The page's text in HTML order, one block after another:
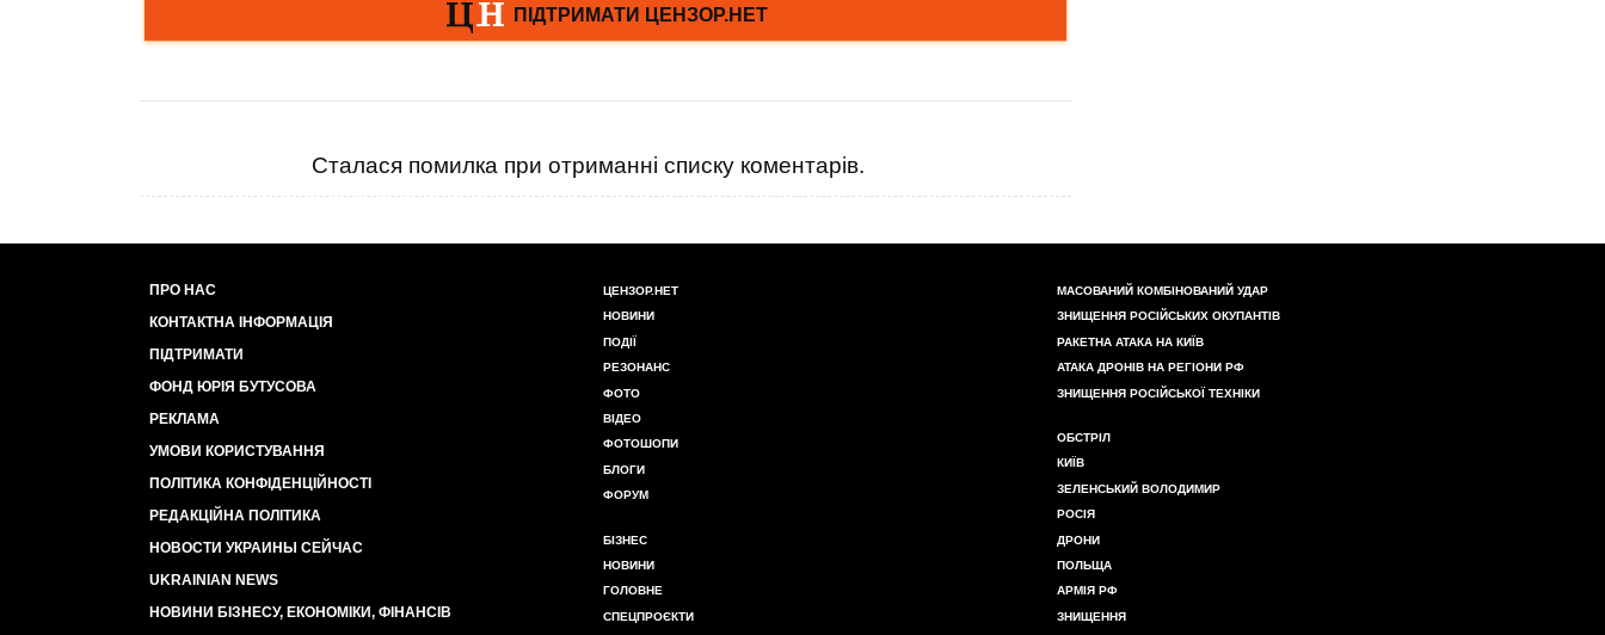
Сталася помилка при отриманні списку коментарів.
ПРО НАС
КОНТАКТНА ІНФОРМАЦІЯ
ПІДТРИМАТИ
ФОНД ЮРІЯ БУТУСОВА
РЕКЛАМА
УМОВИ КОРИСТУВАННЯ
ПОЛІТИКА КОНФІДЕНЦІЙНОСТІ
РЕДАКЦІЙНА ПОЛІТИКА
НОВОСТИ УКРАИНЫ СЕЙЧАС
UKRAINIAN NEWS
НОВИНИ БІЗНЕСУ, ЕКОНОМІКИ, ФІНАНСІВ
ЦЕНЗОР.НЕТ
НОВИНИ
ПОДІЇ
РЕЗОНАНС
ФОТО
ВІДЕО
ФОТОШОПИ
БЛОГИ
ФОРУМ
БІЗНЕС
НОВИНИ
ГОЛОВНЕ
СПЕЦПРОЄКТИ
МАСОВАНИЙ КОМБІНОВАНИЙ УДАР
ЗНИЩЕННЯ РОСІЙСЬКИХ ОКУПАНТІВ
РАКЕТНА АТАКА НА КИЇВ
АТАКА ДРОНІВ НА РЕГІОНИ РФ
ЗНИЩЕННЯ РОСІЙСЬКОЇ ТЕХНІКИ
ОБСТРІЛ
КИЇВ
ЗЕЛЕНСЬКИЙ ВОЛОДИМИР
РОСІЯ
ДРОНИ
ПОЛЬЩА
АРМІЯ РФ
ЗНИЩЕННЯ